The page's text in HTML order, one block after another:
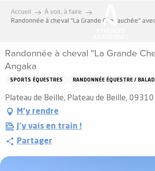
Accueil
À voir, à faire
Randonnée à cheval "La Grande Chevauchée"
Randonnée à cheval "La Grande
Angaka
SPORTS ÉQUESTRES RANDONNÉE ÉQUESTRE /
Plateau de Beille, Plateau de Beille, 09310
M'y rendre
J'y vais en train !
Partager